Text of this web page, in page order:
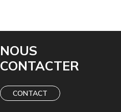
NOUS
CONTACTER
CONTACT